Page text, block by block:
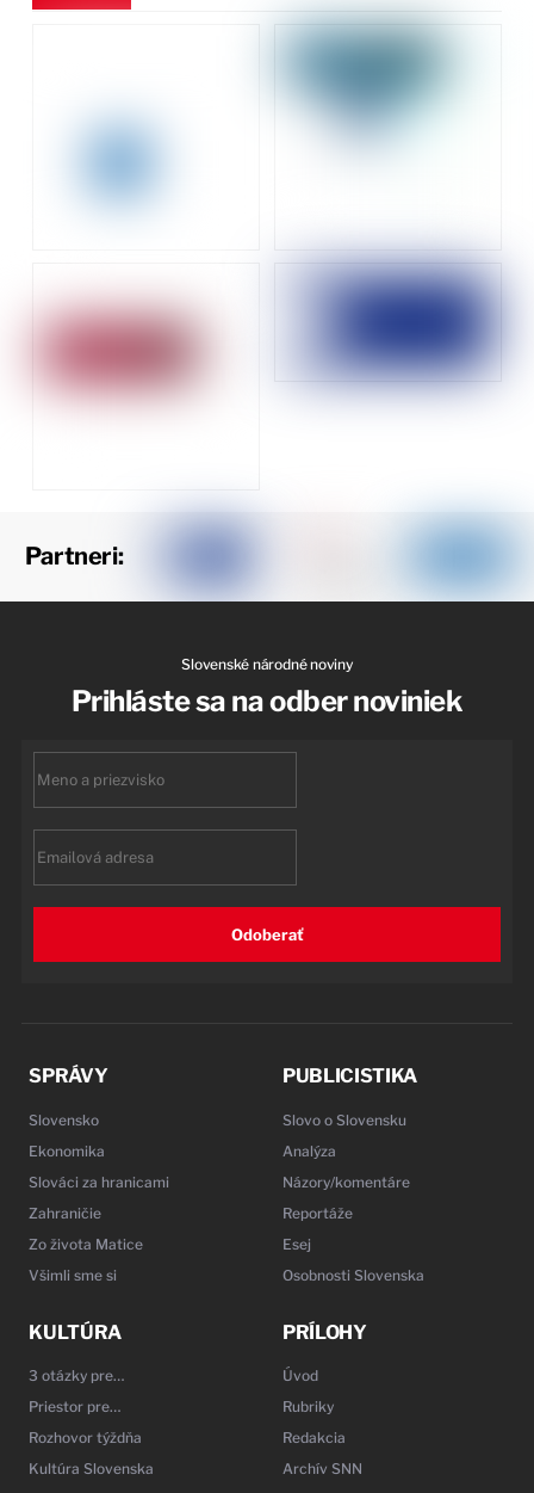
Partneri:
Slovenské národné noviny
Prihláste sa na odber noviniek
Odoberať
SPRÁVY
Slovensko
Ekonomika
Slováci za hranicami
Zahraničie
Zo života Matice
Všimli sme si
PUBLICISTIKA
Slovo o Slovensku
Analýza
Názory/komentáre
Reportáže
Esej
Osobnosti Slovenska
KULTÚRA
3 otázky pre…
Priestor pre…
Rozhovor týždňa
Kultúra Slovenska
PRÍLOHY
Úvod
Rubriky
Redakcia
Archív SNN